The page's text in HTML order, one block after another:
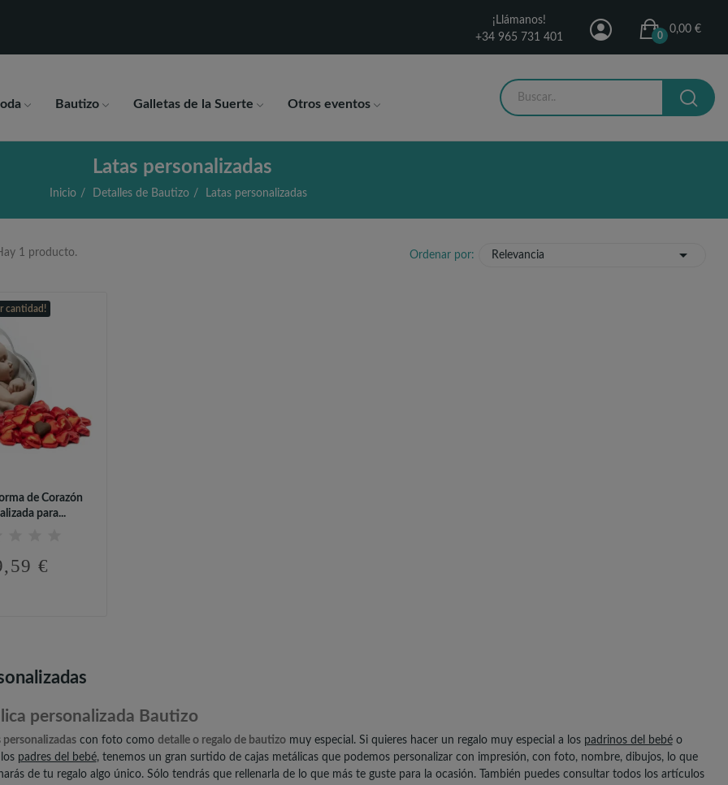
¡Llámanos!
+34 965 731 401
0,00 €
0
Bautizo Galletas de la Suerte Otros eventos
Latas personalizadas
Inicio Detalles de Bautizo Latas personalizadas
1 producto. Ordenar por: Relevancia 
cantidad!
de Corazón
para...
€
personalizada Bautizo
personalizadascon foto como detalle o regalo de bautizomuy especial. Si quieres hacer un regalo muy especial a los padrinos del bebéo
padres del bebé, tenemos un gran surtido de cajas metálicas que podemos personalizar con impresión, con foto, nombre, dibujos, lo que
de tu regalo algo único. Sólo tendrás que rellenarla de lo que más te guste para la ocasión. También puedes consultar todos los artículos